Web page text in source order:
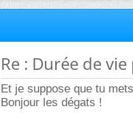
Re : Durée de
Et je suppose que tu
Bonjour les dégats !